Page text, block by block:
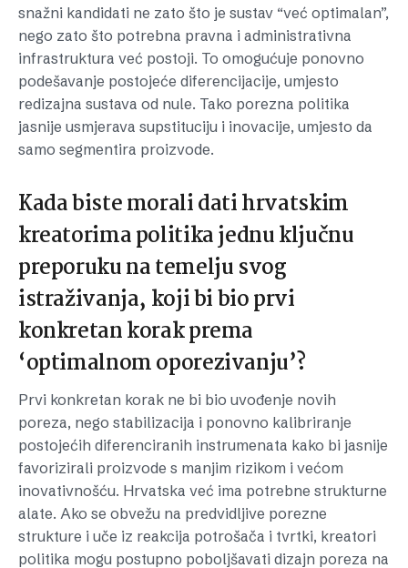
snažni kandidati ne zato što je sustav “već optimalan”,
nego zato što potrebna pravna i administrativna
infrastruktura već postoji. To omogućuje ponovno
podešavanje postojeće diferencijacije, umjesto
redizajna sustava od nule. Tako porezna politika
jasnije usmjerava supstituciju i inovacije, umjesto da
samo segmentira proizvode.
Kada biste morali dati hrvatskim
kreatorima politika jednu ključnu
preporuku na temelju svog
istraživanja, koji bi bio prvi
konkretan korak prema
‘optimalnom oporezivanju’?
Prvi konkretan korak ne bi bio uvođenje novih
poreza, nego stabilizacija i ponovno kalibriranje
postojećih diferenciranih instrumenata kako bi jasnije
favorizirali proizvode s manjim rizikom i većom
inovativnošću. Hrvatska već ima potrebne strukturne
alate. Ako se obvežu na predvidljive porezne
strukture i uče iz reakcija potrošača i tvrtki, kreatori
politika mogu postupno poboljšavati dizajn poreza na